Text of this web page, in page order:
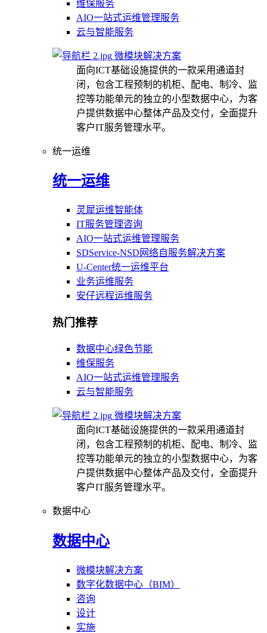
维保服务
AIO一站式运维管理服务
云与智能服务
微模块解决方案
面向ICT基础设施提供的一款采用通道封
闭，包含工程预制的机柜、配电、制冷、监
控等功能单元的独立的小型数据中心，为客
户提供数据中心整体产品及交付，全面提升
客户IT服务管理水平。
统一运维
统一运维
灵犀运维智能体
IT服务管理咨询
AIO一站式运维管理服务
SDService-NSD网络自服务解决方案
U-Center统一运维平台
业务运维服务
安仔远程运维服务
热门推荐
数据中心绿色节能
维保服务
AIO一站式运维管理服务
云与智能服务
微模块解决方案
面向ICT基础设施提供的一款采用通道封
闭，包含工程预制的机柜、配电、制冷、监
控等功能单元的独立的小型数据中心，为客
户提供数据中心整体产品及交付，全面提升
客户IT服务管理水平。
数据中心
数据中心
微模块解决方案
数字化数据中心（BIM）
咨询
设计
实施